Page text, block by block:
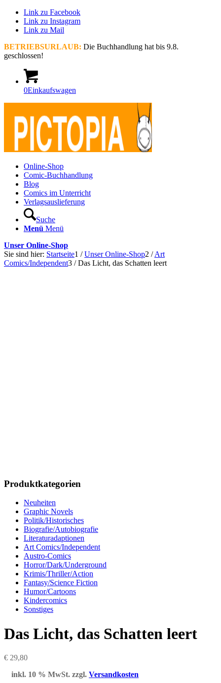
Link zu Facebook
Link zu Instagram
Link zu Mail
BETRIEBSURLAUB: Die Buchhandlung hat bis 9.8.
geschlossen!
0Einkaufswagen
Online-Shop
Comic-Buchhandlung
Blog
Comics im Unterricht
Verlagsauslieferung
Suche
Menü Menü
Unser Online-Shop
Sie sind hier: Startseite1 / Unser Online-Shop2 / Art
Comics/Independent3 / Das Licht, das Schatten leert
Produktkategorien
Neuheiten
Graphic Novels
Politik/Historisches
Biografie/Autobiografie
Literaturadaptionen
Art Comics/Independent
Austro-Comics
Horror/Dark/Underground
Krimis/Thriller/Action
Fantasy/Science Fiction
Humor/Cartoons
Kindercomics
Sonstiges
Das Licht, das Schatten leert
€ 29,80
inkl. 10 % MwSt. zzgl. Versandkosten